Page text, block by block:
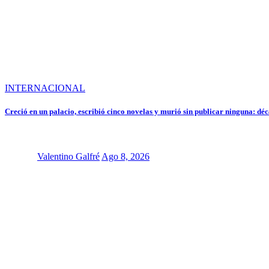
INTERNACIONAL
Creció en un palacio, escribió cinco novelas y murió sin publicar ninguna:
Valentino GalfréAgo 8, 2026